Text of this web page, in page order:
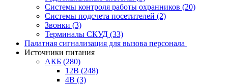
Системы контроля работы охранников (20)
Системы подсчета посетителей (2)
Звонки (3)
Терминалы СКУД (33)
Палатная сигнализация для вызова персонала
Источники питания
АКБ (280)
12В (248)
4В (3)